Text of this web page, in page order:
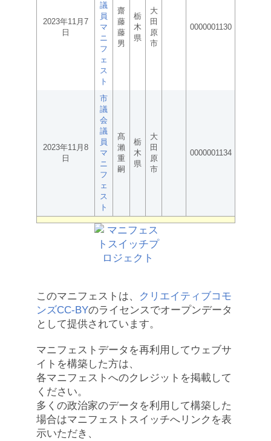
2023年11月7
日
議
員
マ
ニ
フ
ェ
ス
ト
齋
藤
藤
男
栃
木
県
大
田
原
市
0000001130
2023年11月8
日
市
議
会
議
員
マ
ニ
フ
ェ
ス
ト
髙
瀨
重
嗣
栃
木
県
大
田
原
市
0000001134
このマニフェストは、
クリエイティブコモ
ンズCC-BYのライセンスでオープンデータ
として提供されています。
マニフェストデータを再利用してウェブサ
イトを構築した方は、
各マニフェストへのクレジットを掲載して
ください。
多くの政治家のデータを利用して構築した
場合はマニフェストスイッチへリンクを表
示いただき、